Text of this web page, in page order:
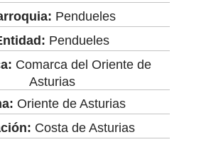
Pendueles
Pendueles
Comarca del Oriente de
Asturias
Oriente de Asturias
Costa de Asturias